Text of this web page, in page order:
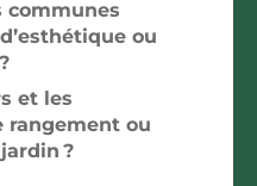
communes
ou
et les
rangement ou
?